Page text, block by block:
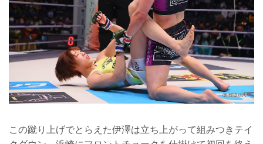
この蹴り上げでとらえた伊澤は立ち上がって組みつきテイ